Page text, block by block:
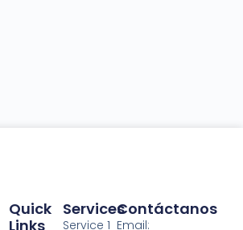
Services
Service 1
Quick
Links
Contáctanos
Email: